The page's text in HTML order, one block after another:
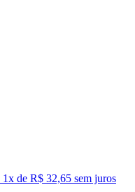
1x de R$ 32,65 sem juros